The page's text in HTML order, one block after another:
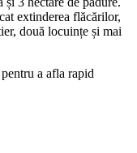
extinderea flăcărilor,
două locuințe și mai
a afla rapid